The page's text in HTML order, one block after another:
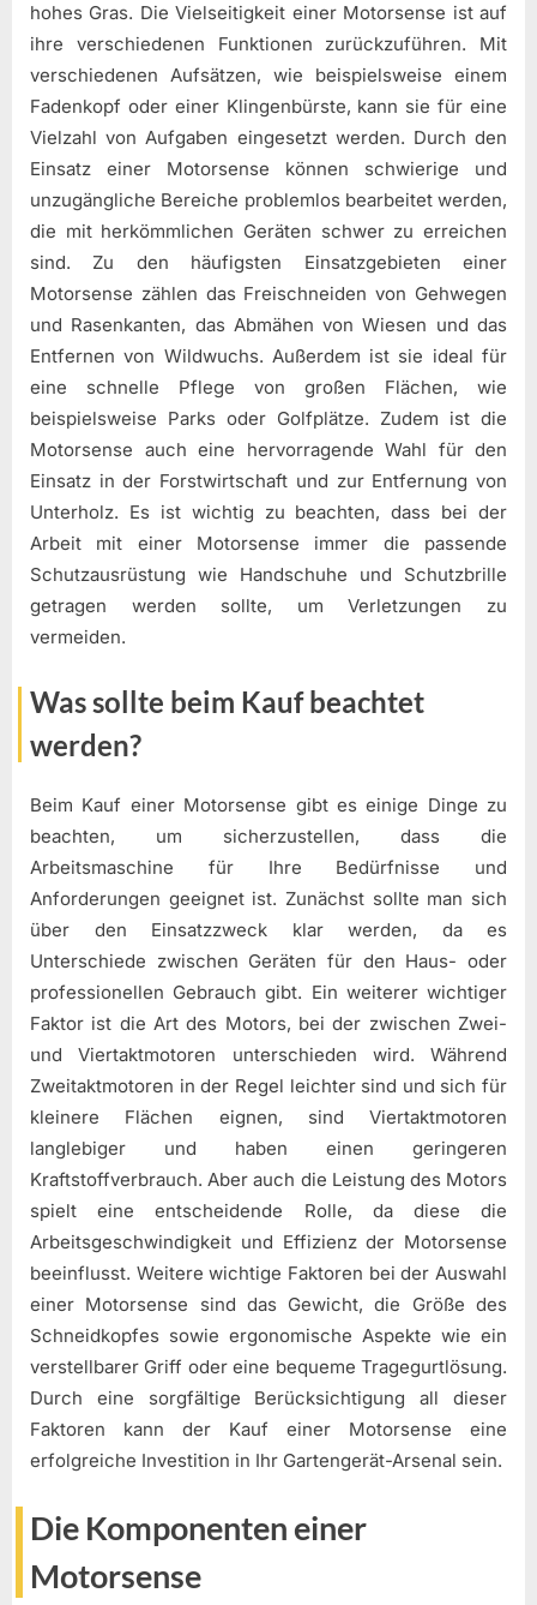
hohes Gras. Die Vielseitigkeit einer Motorsense ist auf
ihre verschiedenen Funktionen zurückzuführen. Mit
verschiedenen Aufsätzen, wie beispielsweise einem
Fadenkopf oder einer Klingenbürste, kann sie für eine
Vielzahl von Aufgaben eingesetzt werden. Durch den
Einsatz einer Motorsense können schwierige und
unzugängliche Bereiche problemlos bearbeitet werden,
die mit herkömmlichen Geräten schwer zu erreichen
sind. Zu den häufigsten Einsatzgebieten einer
Motorsense zählen das Freischneiden von Gehwegen
und Rasenkanten, das Abmähen von Wiesen und das
Entfernen von Wildwuchs. Außerdem ist sie ideal für
eine schnelle Pflege von großen Flächen, wie
beispielsweise Parks oder Golfplätze. Zudem ist die
Motorsense auch eine hervorragende Wahl für den
Einsatz in der Forstwirtschaft und zur Entfernung von
Unterholz. Es ist wichtig zu beachten, dass bei der
Arbeit mit einer Motorsense immer die passende
Schutzausrüstung wie Handschuhe und Schutzbrille
getragen werden sollte, um Verletzungen zu
vermeiden.
Was sollte beim Kauf beachtet
werden?
Beim Kauf einer Motorsense gibt es einige Dinge zu
beachten, um sicherzustellen, dass die
Arbeitsmaschine für Ihre Bedürfnisse und
Anforderungen geeignet ist. Zunächst sollte man sich
über den Einsatzzweck klar werden, da es
Unterschiede zwischen Geräten für den Haus- oder
professionellen Gebrauch gibt. Ein weiterer wichtiger
Faktor ist die Art des Motors, bei der zwischen Zwei-
und Viertaktmotoren unterschieden wird. Während
Zweitaktmotoren in der Regel leichter sind und sich für
kleinere Flächen eignen, sind Viertaktmotoren
langlebiger und haben einen geringeren
Kraftstoffverbrauch. Aber auch die Leistung des Motors
spielt eine entscheidende Rolle, da diese die
Arbeitsgeschwindigkeit und Effizienz der Motorsense
beeinflusst. Weitere wichtige Faktoren bei der Auswahl
einer Motorsense sind das Gewicht, die Größe des
Schneidkopfes sowie ergonomische Aspekte wie ein
verstellbarer Griff oder eine bequeme Tragegurtlösung.
Durch eine sorgfältige Berücksichtigung all dieser
Faktoren kann der Kauf einer Motorsense eine
erfolgreiche Investition in Ihr Gartengerät-Arsenal sein.
Die Komponenten einer
Motorsense